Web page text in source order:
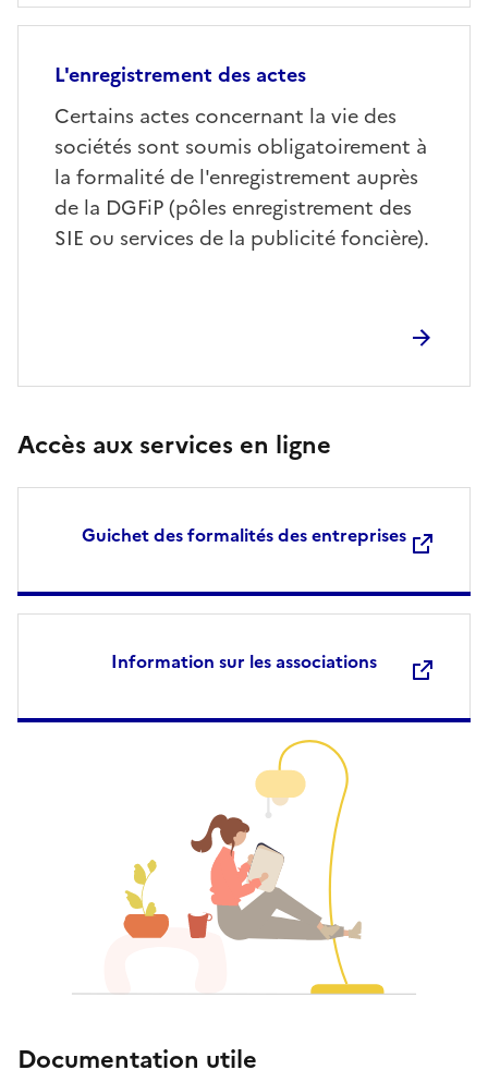
L'enregistrement des actes
Certains actes concernant la vie des
sociétés sont soumis obligatoirement à
la formalité de l'enregistrement auprès
de la DGFiP (pôles enregistrement des
SIE ou services de la publicité foncière).
Accès aux services en ligne
Guichet des formalités des entreprises
Information sur les associations
Documentation utile